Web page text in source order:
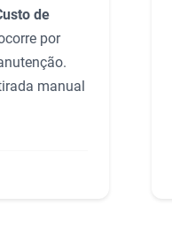
de
por
manual